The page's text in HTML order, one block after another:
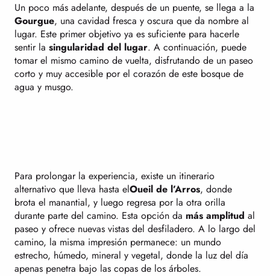
Un poco más adelante, después de un puente, se llega a la
Gourgue, una cavidad fresca y oscura que da nombre al
lugar. Este primer objetivo ya es suficiente para hacerle
sentir la singularidad del lugar. A continuación, puede
tomar el mismo camino de vuelta, disfrutando de un paseo
corto y muy accesible por el corazón de este bosque de
agua y musgo.
Para prolongar la experiencia, existe un itinerario
alternativo que lleva hasta elOueil de l’Arros, donde
brota el manantial, y luego regresa por la otra orilla
durante parte del camino. Esta opción da más amplitud al
paseo y ofrece nuevas vistas del desfiladero. A lo largo del
camino, la misma impresión permanece: un mundo
estrecho, húmedo, mineral y vegetal, donde la luz del día
apenas penetra bajo las copas de los árboles.